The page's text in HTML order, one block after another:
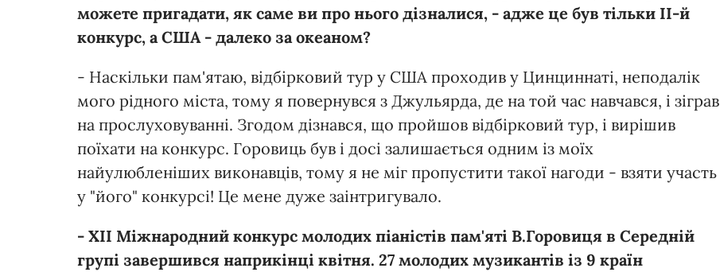
можете пригадати, як саме ви про нього дізналися, - адже це був тільки ІІ-й
конкурс, а США - далеко за океаном?
- Наскільки пам'ятаю, відбірковий тур у США проходив у Цинциннаті, неподалік
мого рідного міста, тому я повернувся з Джульярда, де на той час навчався, і зіграв
на прослуховуванні. Згодом дізнався, що пройшов відбірковий тур, і вирішив
поїхати на конкурс. Горовиць був і досі залишається одним із моїх
найулюбленіших виконавців, тому я не міг пропустити такої нагоди - взяти участь
у "його" конкурсі! Це мене дуже заінтригувало.
- XII Міжнародний конкурс молодих піаністів пам'яті В.Горовиця в Середній
групі завершився наприкінці квітня. 27 молодих музикантів із 9 країн